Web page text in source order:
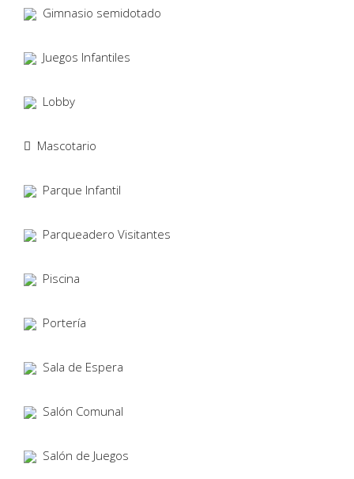
Gimnasio semidotado
Juegos Infantiles
Lobby
Mascotario
Parque Infantil
Parqueadero Visitantes
Piscina
Portería
Sala de Espera
Salón Comunal
Salón de Juegos